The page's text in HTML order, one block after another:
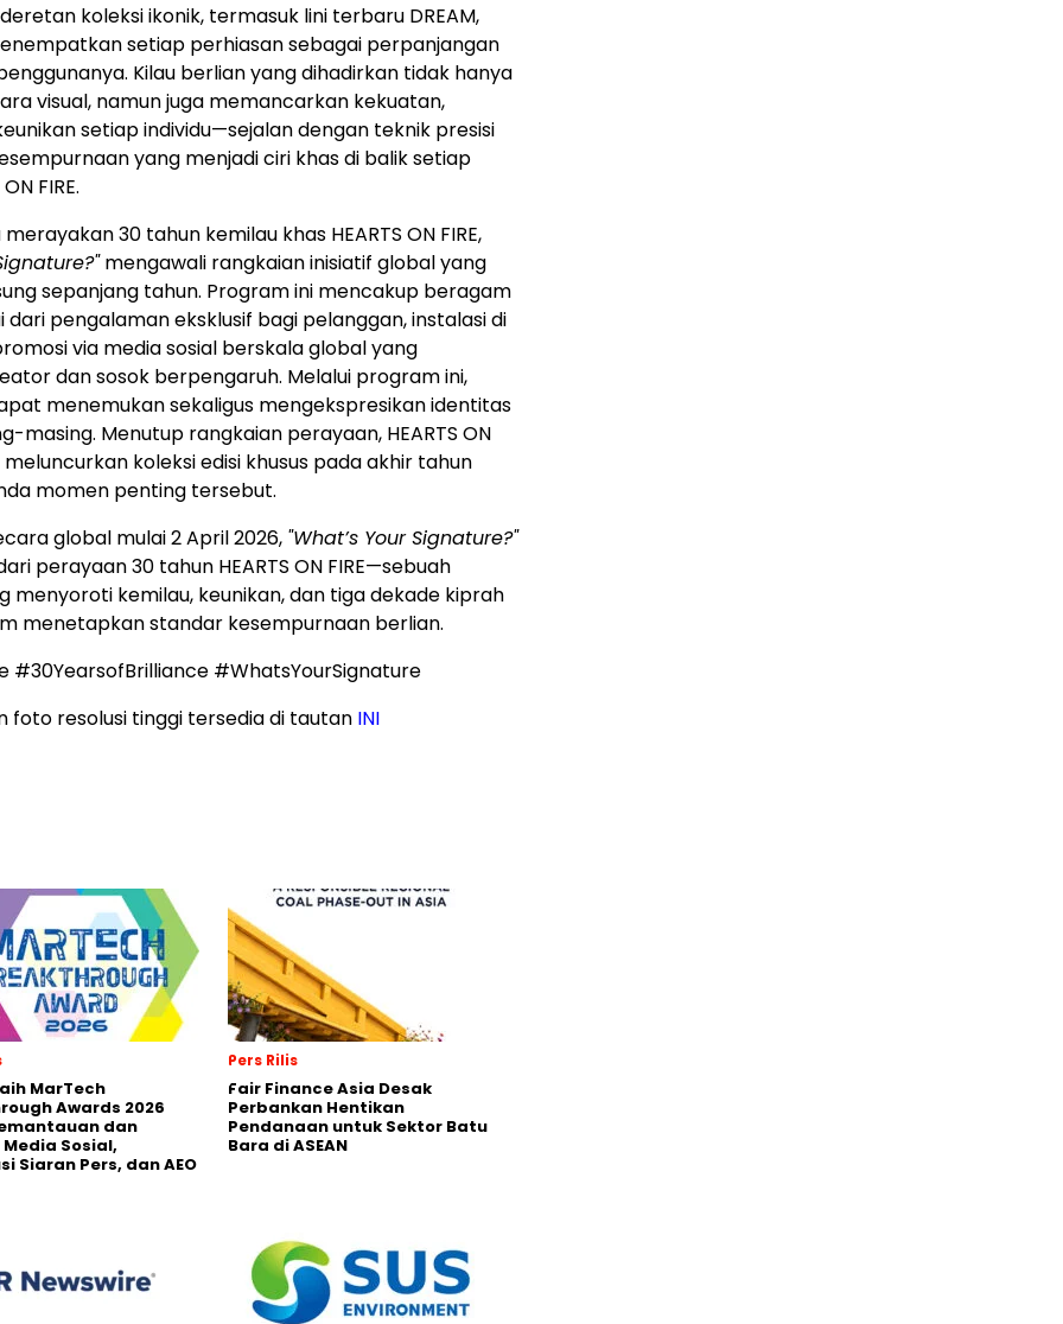
koleksi ikonik, termasuk lini terbaru DREAM,
setiap perhiasan sebagai perpanjangan
Kilau berlian yang dihadirkan tidak hanya
visual, namun juga memancarkan kekuatan,
setiap individu—sejalan dengan teknik presisi
yang menjadi ciri khas di balik setiap
FIRE.
30 tahun kemilau khas HEARTS ON FIRE,
mengawali rangkaian inisiatif global yang
sepanjang tahun. Program ini mencakup beragam
dari pengalaman eksklusif bagi pelanggan, instalasi di
via media sosial berskala global yang
dan sosok berpengaruh. Melalui program ini,
menemukan sekaligus mengekspresikan identitas
masing. Menutup rangkaian perayaan, HEARTS ON
meluncurkan koleksi edisi khusus pada akhir tahun
momen penting tersebut.
global mulai 2 April 2026, "What’s Your Signature?"
perayaan 30 tahun HEARTS ON FIRE—sebuah
menyoroti kemilau, keunikan, dan tiga dekade kiprah
menetapkan standar kesempurnaan berlian.
#30YearsofBrilliance #WhatsYourSignature
foto resolusi tinggi tersedia di tautan INI
MarTech
Awards 2026
dan
Sosial,
Siaran Pers, dan AEO
Pers Rilis
Fair Finance Asia Desak
Perbankan Hentikan
Pendanaan untuk Sektor Batu
Bara di ASEAN